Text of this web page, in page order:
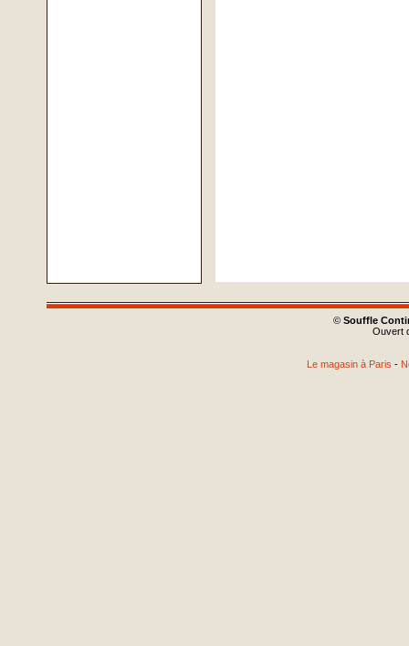
© Souffle
Ouvert
Le magasin à Paris -